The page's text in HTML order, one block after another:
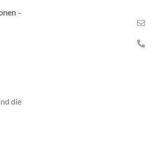
–
die